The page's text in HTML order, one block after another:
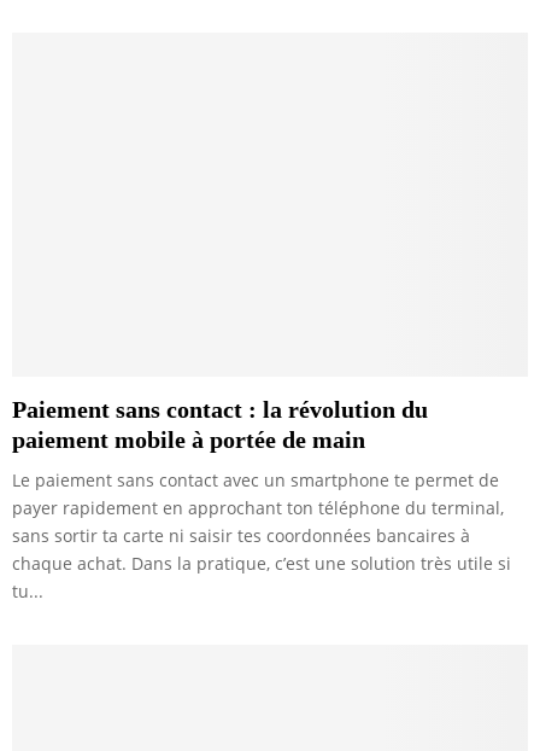
Paiement sans contact : la révolution du
paiement mobile à portée de main
Le paiement sans contact avec un smartphone te permet de
payer rapidement en approchant ton téléphone du terminal,
sans sortir ta carte ni saisir tes coordonnées bancaires à
chaque achat. Dans la pratique, c’est une solution très utile si
tu...